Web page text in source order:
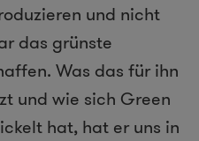
und nicht
das grünste
Was das für ihn
und wie sich Green
hat, hat er uns in